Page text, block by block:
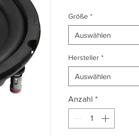
Größe *
Auswählen
Hersteller *
Auswählen
Anzahl *